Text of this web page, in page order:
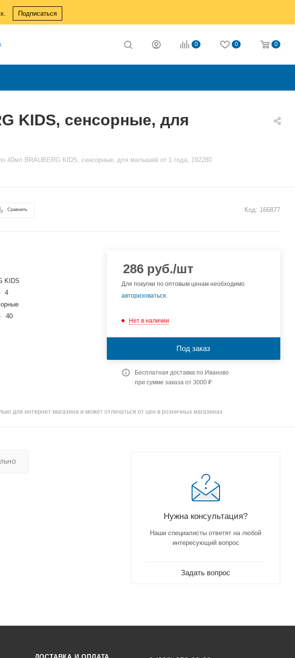
Подписаться
0 0 0
KIDS, сенсорные, для
40мл BRAUBERG KIDS, сенсорные, для малышей от 1 года, 192280
Сравнить Код: 166877
KIDS
4
40
286руб./шт
Для покупки по оптовым ценам необходимо
авторизоваться.
Нет в наличии
Под заказ
Бесплатная доставка по Иваново
при сумме заказа от 3000 ₽
для интернет-магазина и может отличаться от цен в розничных магазинах
Нужна консультация?
Наши специалисты ответят на любой
интересующий вопрос
Задать вопрос